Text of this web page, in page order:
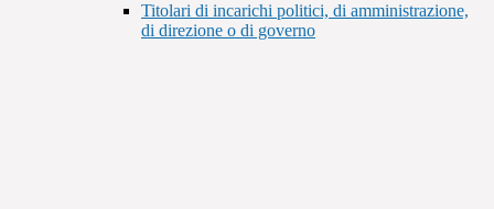
Titolari di incarichi politici, di amministrazione,
di direzione o di governo